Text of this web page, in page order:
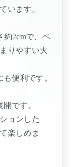
います。
約2cmで、ペ
りやすい大
便利です。
です。
ョンした
楽しめま